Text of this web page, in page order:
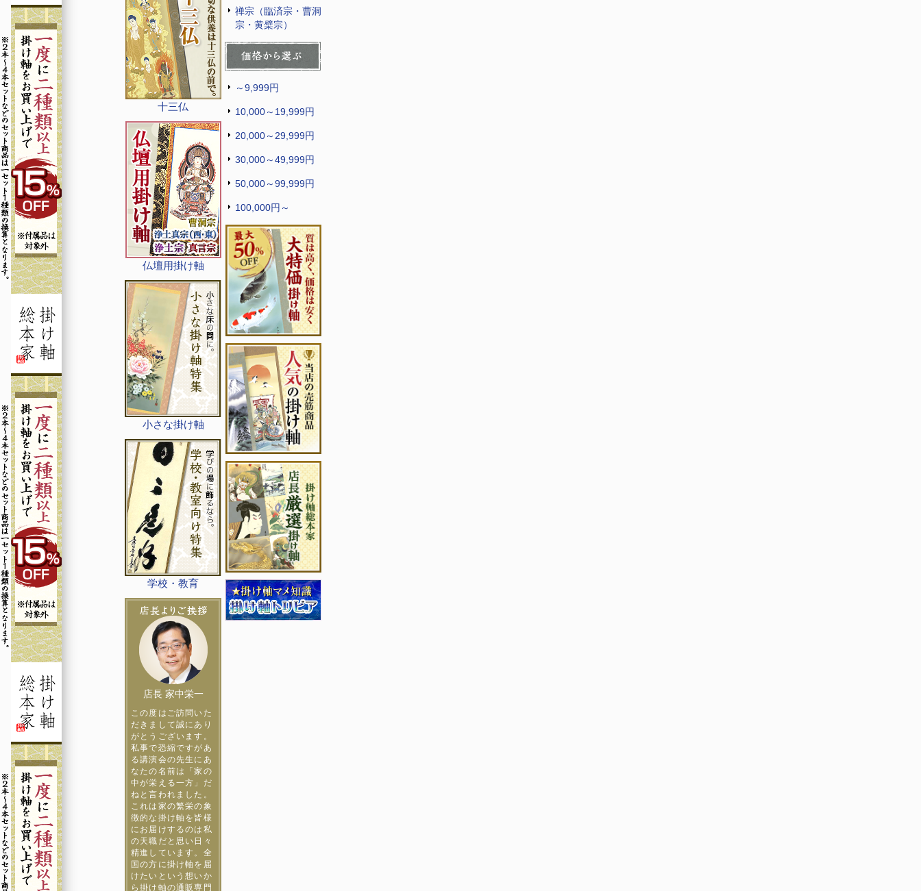
十三仏
仏壇用掛け軸
小さな掛け軸
学校・教育
店長 家中栄一
この度はご訪問いた
だきまして誠にあり
がとうございます。
私事で恐縮ですがあ
る講演会の先生にあ
なたの名前は「家の
中が栄える一方」だ
ねと言われました。
これは家の繁栄の象
徴的な掛け軸を皆様
にお届けするのは私
の天職だと思い日々
精進しています。全
国の方に掛け軸を届
けたいという想いか
ら掛け軸の通販専門
禅宗（臨済宗・曹洞
宗・黄檗宗）
～9,999円
10,000～19,999円
20,000～29,999円
30,000～49,999円
50,000～99,999円
100,000円～